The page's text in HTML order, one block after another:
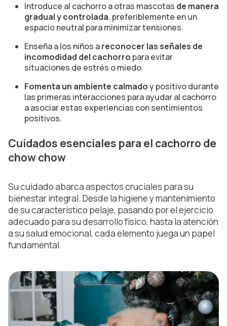
Introduce al cachorro a otras mascotas de manera
gradual y controlada, preferiblemente en un
espacio neutral para minimizar tensiones.
Enseña a los niños areconocer las señales de
incomodidad del cachorro para evitar
situaciones de estrés o miedo.
Fomenta un ambiente calmadoy positivo durante
las primeras interacciones para ayudar al cachorro
a asociar estas experiencias con sentimientos
positivos.
Cuidados esenciales para el cachorro de
chow chow
Su cuidado abarca aspectos cruciales para su
bienestar integral. Desde la higiene y mantenimiento
de su característico pelaje, pasando por el ejercicio
adecuado para su desarrollo físico, hasta la atención
a su salud emocional, cada elemento juega un papel
fundamental.